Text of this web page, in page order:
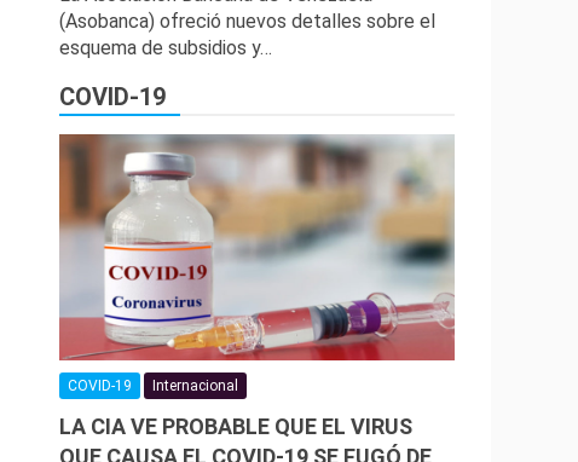
(Asobanca) ofreció nuevos detalles sobre el
esquema de subsidios y…
COVID-19
COVID-19 Internacional
LA CIA VE PROBABLE QUE EL VIRUS